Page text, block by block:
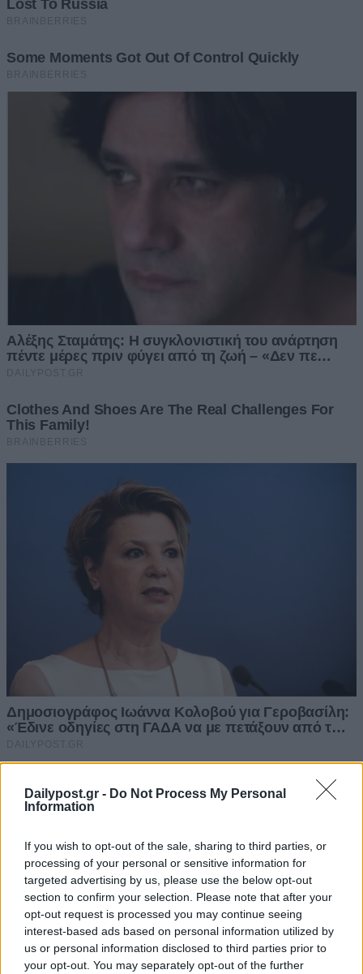
Dailypost.gr - Do Not Process My Personal
Information
If you wish to opt-out of the sale, sharing to third parties, or
processing of your personal or sensitive information for
targeted advertising by us, please use the below opt-out
section to confirm your selection. Please note that after your
opt-out request is processed you may continue seeing
interest-based ads based on personal information utilized by
us or personal information disclosed to third parties prior to
your opt-out. You may separately opt-out of the further